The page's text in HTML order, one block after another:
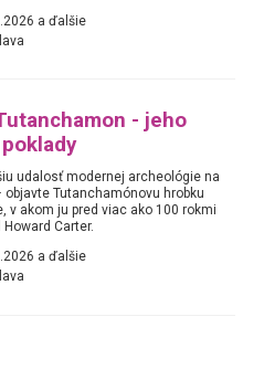
a ďalšie
- jeho
udalosť modernej archeológie na
Tutanchamónovu hrobku
v akom ju pred viac ako 100 rokmi
Carter.
a ďalšie